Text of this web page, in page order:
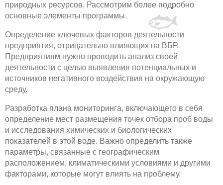
природных ресурсов. Рассмотрим более подробно
основные элементы программы.
Определение ключевых факторов деятельности
предприятия, отрицательно влияющих на ВБР.
Предприятиям нужно проводить анализ своей
деятельности с целью выявления потенциальных и
источников негативного воздействия на окружающую
среду.
Разработка плана мониторинга, включающего в себя
определение мест размещения точек отбора проб воды
и исследования химических и биологических
показателей в этой воде. Важно определить также
параметры, связанные с географическим
расположением, климатическими условиями и другими
факторами, которые могут влиять на проблему.
🐟